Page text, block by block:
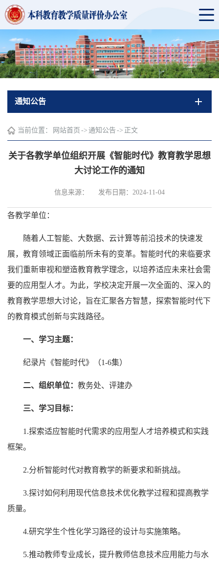
通知公告
当前位置： 网站首页 -> 通知公告 -> 正文
关于各教学单位组织开展《智能时代》教育教学思想
大讨论工作的通知
信息来源： 发布日期：2024-11-04
各教学单位：
随着人工智能、大数据、云计算等前沿技术的快速发
展，教育领域正面临前所未有的变革。智能时代的来临要求
我们重新审视和塑造教育教学理念，以培养适应未来社会需
要的应用型人才。为此，学校决定开展一次全面的、深入的
教育教学思想大讨论，旨在汇聚各方智慧，探索智能时代下
的教育模式创新与实践路径。
一、学习主题：
纪录片《智能时代》（1-6集）
二、组织单位： 教务处、评建办
三、学习目标：
1.探索适应智能时代需求的应用型人才培养模式和实践
框架。
2.分析智能时代对教育教学的新要求和新挑战。
3.探讨如何利用现代信息技术优化教学过程和提高教学
质量。
4.研究学生个性化学习路径的设计与实施策略。
5.推动教师专业成长，提升教师信息技术应用能力与水